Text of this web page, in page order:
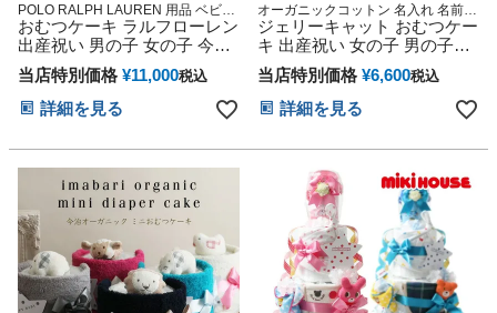
POLO RALPH LAUREN 用品 ベビー
グッズ ギフトセット マタニティ 送
料無料 豪華 赤ちゃん 専門
おむつケーキ ラルフローレン
出産祝い 男の子 女の子 今治
タオル 刺繍 名入れ オーガニ
ック ベビーソックス 思い出
赤ちゃん 子供 出産 マタニテ
ィ マタニティフォト パパ マ
レンタイン 七五三 初節句 子
供の日 ギフトセット 人気 端
午の節句 ひな祭り
当店特別価格 ¥11,000税込
詳細を見る
オーガニックコットン 名入れ 名前入
り 刺繍入り キッズ マタニティ 送料
無料 豪華 赤ちゃん 専門
ジェリーキャット おむつケー
キ 出産祝い 女の子 男の子
JELLYCAT さる うさぎ 今治
タオル 思い出 赤ちゃん 子供
出産 マタニティ マタニティ
フォト パパ ママ ベイビー お
五三 初節句 子供の日 ギフト
セット 人気 端午の節句 ひな
当店特別価格 ¥6,600税込
詳細を見る